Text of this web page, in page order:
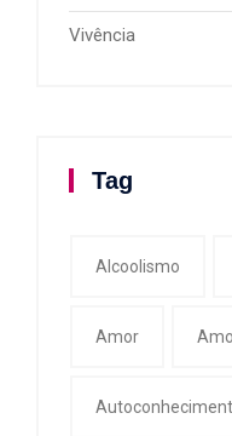
Vivência
Tag
Alcoolismo
Amor